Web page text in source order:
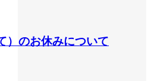
）のお休みについて